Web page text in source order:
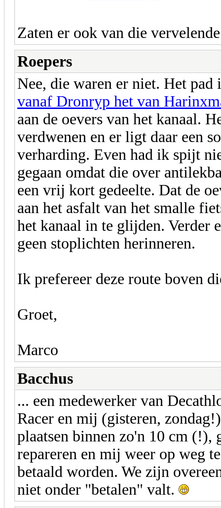
Zaten er ook van die
Roepers
Nee, die waren er niet. Het pad
vanaf Dronryp het van
aan de oevers van het kanaal.
verdwenen en er ligt daar een
verharding. Even had ik spijt
gegaan omdat die over
een vrij kort gedeelte. Dat de
aan het asfalt van het smalle
het kanaal in te glijden. Verder
geen stoplichten herinneren.
Ik prefereer deze route boven
Groet,
Marco
Bacchus
... een medewerker van
Racer en mij (gisteren,
plaatsen binnen zo'n 10 cm
repareren en mij weer op weg
betaald worden. We zijn
niet onder "betalen" valt.